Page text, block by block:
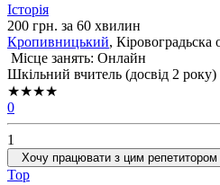
Історія
200 грн. за 60 хвилин
Кропивницький, Кіровоградьска
Місце занять: Онлайн
Шкільний вчитель (досвід 2 року)
★★★★
0
1
Хочу працювати з цим репетитором
Top